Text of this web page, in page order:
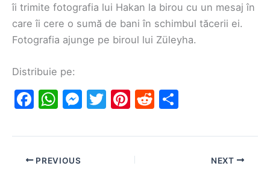
îi trimite fotografia lui Hakan la birou cu un mesaj în
care îi cere o sumă de bani în schimbul tăcerii ei.
Fotografia ajunge pe biroul lui Züleyha.
Distribuie pe:
F
c
e
W
at
s
M
s
T
itt
Pi
er
e
R
d ar
PREVIOUS NEXT